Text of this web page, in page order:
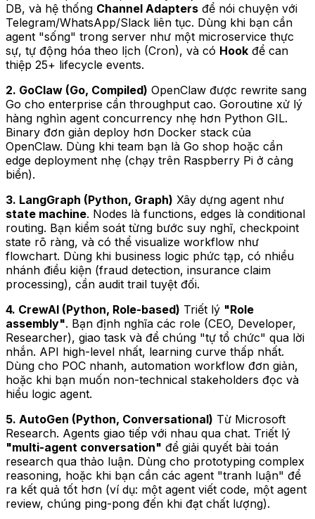
DB, và hệ thống Channel Adapters để nói chuyện với
Telegram/WhatsApp/Slack liên tục. Dùng khi bạn cần
agent "sống" trong server như một microservice thực
sự, tự động hóa theo lịch (Cron), và có Hook để can
thiệp 25+ lifecycle events.
2. GoClaw (Go, Compiled) OpenClaw được rewrite sang
Go cho enterprise cần throughput cao. Goroutine xử lý
hàng nghìn agent concurrency nhẹ hơn Python GIL.
Binary đơn giản deploy hơn Docker stack của
OpenClaw. Dùng khi team bạn là Go shop hoặc cần
edge deployment nhẹ (chạy trên Raspberry Pi ở cảng
biển).
3. LangGraph (Python, Graph) Xây dựng agent như
state machine. Nodes là functions, edges là conditional
routing. Bạn kiểm soát từng bước suy nghĩ, checkpoint
state rõ ràng, và có thể visualize workflow như
flowchart. Dùng khi business logic phức tạp, có nhiều
nhánh điều kiện (fraud detection, insurance claim
processing), cần audit trail tuyệt đối.
4. CrewAI (Python, Role-based) Triết lý "Role
assembly". Bạn định nghĩa các role (CEO, Developer,
Researcher), giao task và để chúng "tự tổ chức" qua lời
nhắn. API high-level nhất, learning curve thấp nhất.
Dùng cho POC nhanh, automation workflow đơn giản,
hoặc khi bạn muốn non-technical stakeholders đọc và
hiểu logic agent.
5. AutoGen (Python, Conversational) Từ Microsoft
Research. Agents giao tiếp với nhau qua chat. Triết lý
"multi-agent conversation" để giải quyết bài toán
research qua thảo luận. Dùng cho prototyping complex
reasoning, hoặc khi bạn cần các agent "tranh luận" để
ra kết quả tốt hơn (ví dụ: một agent viết code, một agent
review, chúng ping-pong đến khi đạt chất lượng).